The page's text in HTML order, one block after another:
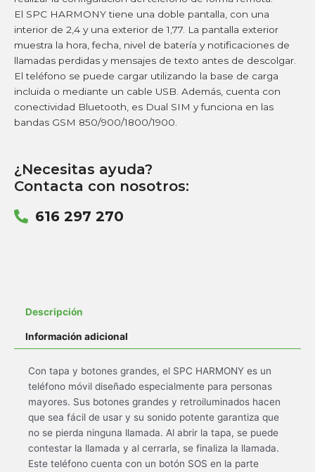
El SPC HARMONY tiene una doble pantalla, con una
interior de 2,4 y una exterior de 1,77. La pantalla exterior
muestra la hora, fecha, nivel de batería y notificaciones de
llamadas perdidas y mensajes de texto antes de descolgar.
El teléfono se puede cargar utilizando la base de carga
incluida o mediante un cable USB. Además, cuenta con
conectividad Bluetooth, es Dual SIM y funciona en las
bandas GSM 850/900/1800/1900.
¿Necesitas ayuda?
Contacta con nosotros:
616 297 270
Descripción
Información adicional
Con tapa y botones grandes, el SPC HARMONY es un
teléfono móvil diseñado especialmente para personas
mayores. Sus botones grandes y retroiluminados hacen
que sea fácil de usar y su sonido potente garantiza que
no se pierda ninguna llamada. Al abrir la tapa, se puede
contestar la llamada y al cerrarla, se finaliza la llamada.
Este teléfono cuenta con un botón SOS en la parte